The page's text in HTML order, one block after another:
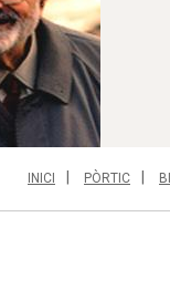
INICI PÒRTIC